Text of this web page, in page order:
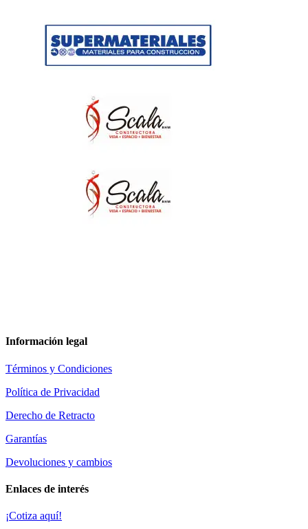
Información legal
Términos y Condiciones
Política de Privacidad
Derecho de Retracto
Garantías
Devoluciones y cambios
Enlaces de interés
¡Cotiza aquí!